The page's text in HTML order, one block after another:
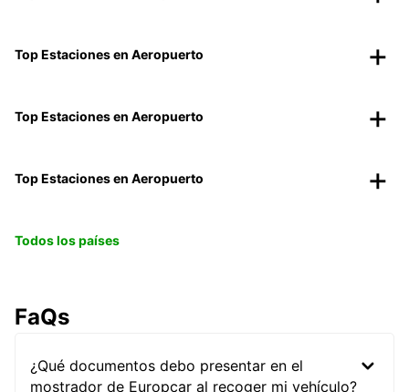
Top Estaciones en Aeropuerto
Top Estaciones en Aeropuerto
Top Estaciones en Aeropuerto
Todos los países
FaQs
¿Qué documentos debo presentar en el
mostrador de Europcar al recoger mi vehículo?